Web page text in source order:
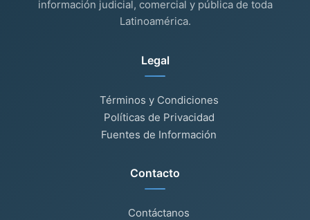
información judicial, comercial y pública de toda
Latinoamérica.
Legal
Términos y Condiciones
Políticas de Privacidad
Fuentes de Información
Contacto
Contáctanos